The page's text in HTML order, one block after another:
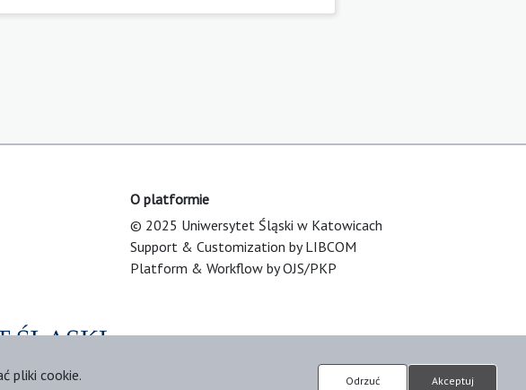
O platformie
© 2025 Uniwersytet Śląski w Katowicach
Support & Customization by LIBCOM
Platform & Workflow by OJS/PKP
pliki cookie. Odrzuć Akceptuj